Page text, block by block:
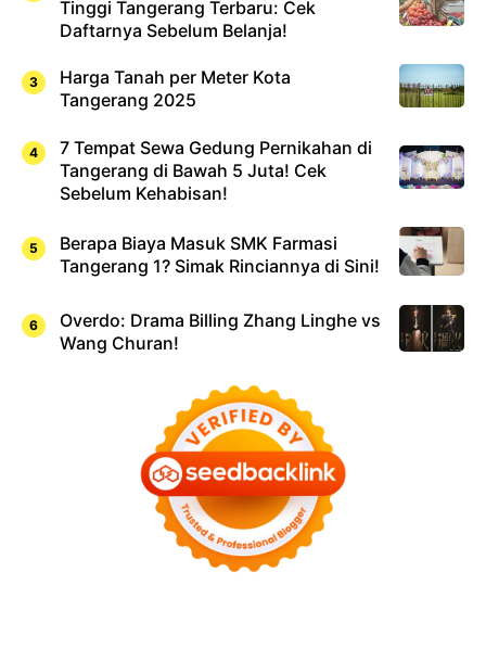
Tinggi Tangerang Terbaru: Cek
Daftarnya Sebelum Belanja!
Harga Tanah per Meter Kota
Tangerang 2025
7 Tempat Sewa Gedung Pernikahan di
Tangerang di Bawah 5 Juta! Cek
Sebelum Kehabisan!
Berapa Biaya Masuk SMK Farmasi
Tangerang 1? Simak Rinciannya di Sini!
Overdo: Drama Billing Zhang Linghe vs
Wang Churan!